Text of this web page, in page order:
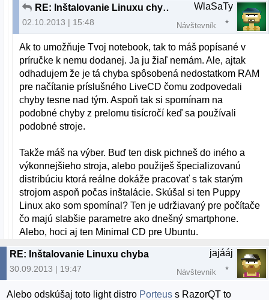
RE: Inštalovanie Linuxu chyba
02.10.2013 | 15:48
WlaSaTy
Návštevník
Ak to umožňuje Tvoj notebook, tak to máš popísané v
príručke k nemu dodanej. Ja ju žiaľ nemám. Ale, ajtak
odhadujem že je tá chyba spôsobená nedostatkom RAM
pre načítanie príslušného LiveCD čomu zodpovedali
chyby tesne nad tým. Aspoň tak si spomínam na
podobné chyby z prelomu tisícročí keď sa používali
podobné stroje.
Takže máš na výber. Buď ten disk pichneš do iného a
výkonnejšieho stroja, alebo použiješ špecializovanú
distribúciu ktorá reálne dokáže pracovať s tak starým
strojom aspoň počas inštalácie. Skúšal si ten Puppy
Linux ako som spomínal? Ten je udržiavaný pre počítače
čo majú slabšie parametre ako dnešný smartphone.
Alebo, hoci aj ten Minimal CD pre Ubuntu.
RE: Inštalovanie Linuxu chyba
30.09.2013 | 19:47
jajááj
Návštevník
Alebo odskúšaj toto light distro Porteus s RazorQT to